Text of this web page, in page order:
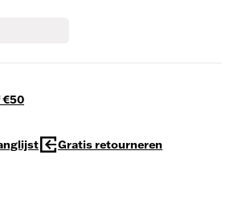
€50
Gratis retourneren